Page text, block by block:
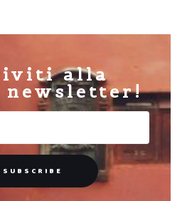
alla
newsletter!